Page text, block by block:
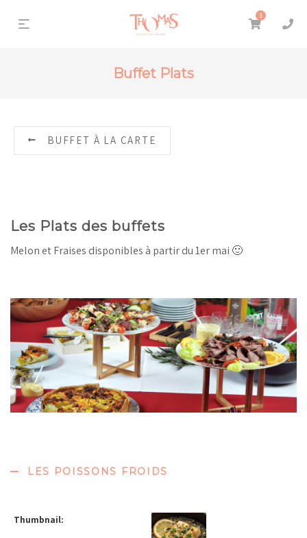
1
Buffet Plats
BUFFET À LA CARTE
Les Plats des buffets
Melon et Fraises disponibles à partir du 1er mai 🙂
LES POISSONS FROIDS